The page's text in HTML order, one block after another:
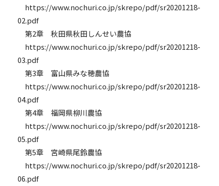
https://www.nochuri.co.jp/skrepo/pdf/sr20201218-
02.pdf
第2章 秋田県秋田しんせい農協
https://www.nochuri.co.jp/skrepo/pdf/sr20201218-
03.pdf
第3章 富山県みな穂農協
https://www.nochuri.co.jp/skrepo/pdf/sr20201218-
04.pdf
第4章 福岡県柳川農協
https://www.nochuri.co.jp/skrepo/pdf/sr20201218-
05.pdf
第5章 宮崎県尾鈴農協
https://www.nochuri.co.jp/skrepo/pdf/sr20201218-
06.pdf